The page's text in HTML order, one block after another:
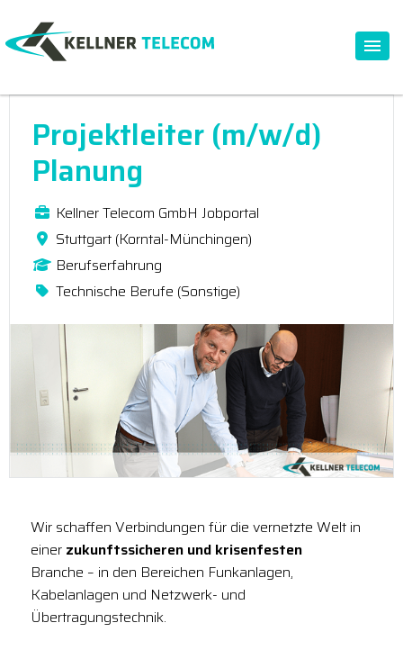
Projektleiter (m/w/d)
Planung
Kellner Telecom GmbH Jobportal
Stuttgart (Korntal-Münchingen)
Berufserfahrung
Technische Berufe (Sonstige)
Wir schaffen Verbindungen für die vernetzte Welt in
einer zukunftssicheren und krisenfesten
Branche – in den Bereichen Funkanlagen,
Kabelanlagen und Netzwerk- und
Übertragungstechnik.